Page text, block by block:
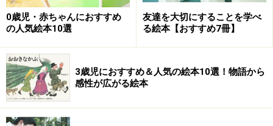
0歳児・赤ちゃんにおすすめ
の人気絵本10選
友達を大切にすることを学べ
る絵本【おすすめ7冊】
3歳児におすすめ＆人気の絵本10選！物語から
感性が広がる絵本